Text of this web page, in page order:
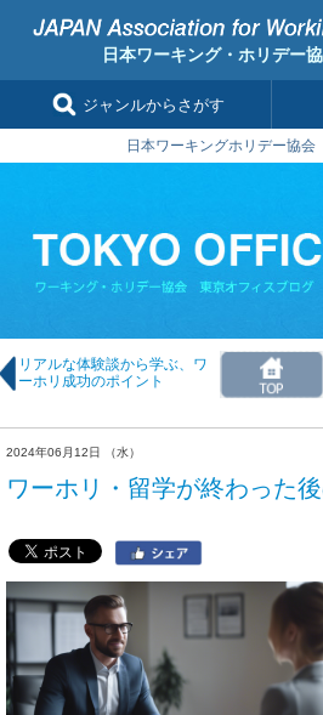
日本ワーキング・ホリデー
ジャンルからさがす
日本ワーキングホリデー協
リアルな体験談から学ぶ、ワ
ーホリ成功のポイント
2024年06月12日 （水）
ワーホリ・留学が終わった